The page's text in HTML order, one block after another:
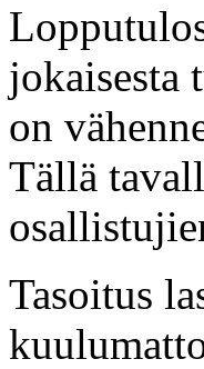
jokaisesta
on
Tällä
Tasoitus